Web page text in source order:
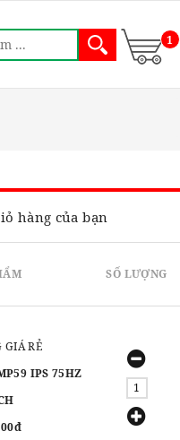
1
hàng của bạn
SỐ LƯỢNG
GIÁ RẺ
IPS 75HZ